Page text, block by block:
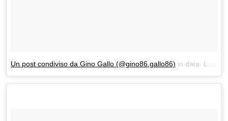
Un post condiviso da Gino Gallo (@gino86.gallo86) in data: Lug 9, 2018 at 12:15 PDT